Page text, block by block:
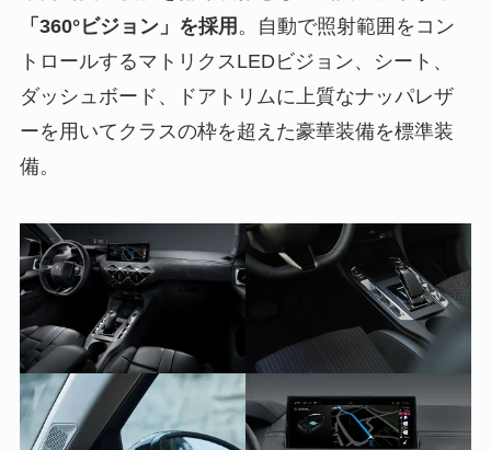
「360°ビジョン」を採用 。自動で照射範囲をコン
トロールするマトリクスLEDビジョン、シート、
ダッシュボード、ドアトリムに上質なナッパレザ
ーを用いてクラスの枠を超えた豪華装備を標準装
備。